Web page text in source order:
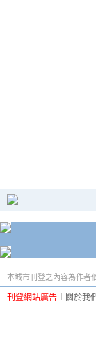
本城市刊登之內容為作者
刊登網站廣告 關於我